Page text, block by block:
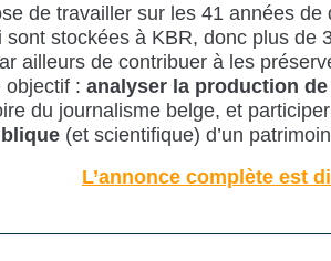
de travailler sur les 41 années de
sont stockées à KBR, donc plus de
ailleurs de contribuer à les
objectif :analyser la production
du journalisme belge, et
(et scientifique) d’un
L’annonce complète est